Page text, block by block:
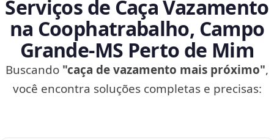
Serviços de Caça Vazamento
na Coophatrabalho, Campo
Grande‑MS Perto de Mim
Buscando "caça de vazamento mais próximo",
você encontra soluções completas e precisas: